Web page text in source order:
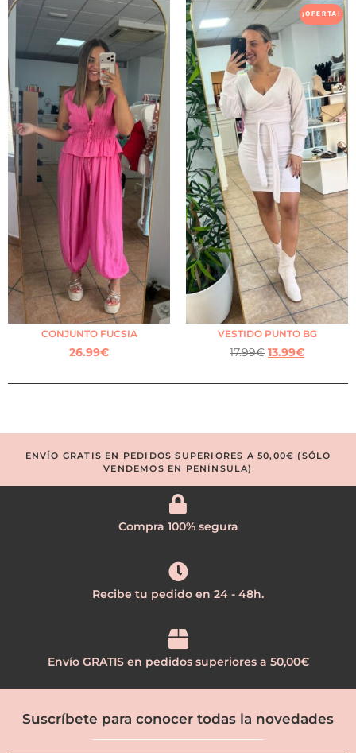
CONJUNTO FUCSIA
26.99€
¡OFERTA!
VESTIDO PUNTO BG
17.99€ 13.99€
ENVÍO GRATIS EN PEDIDOS SUPERIORES A 50,00€ (SÓLO
VENDEMOS EN PENÍNSULA)
Compra 100% segura
Recibe tu pedido en 24 - 48h.
Envío GRATIS en pedidos superiores a 50,00€
Suscríbete para conocer todas la novedades